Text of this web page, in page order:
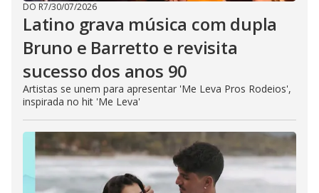
DO R7/30/07/2026
Latino grava música com dupla
Bruno e Barretto e revisita
sucesso dos anos 90
Artistas se unem para apresentar 'Me Leva Pros Rodeios',
inspirada no hit 'Me Leva'